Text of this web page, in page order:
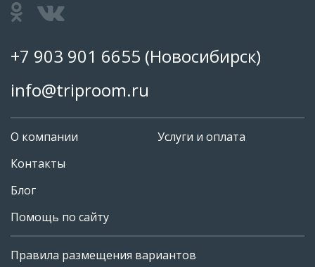
+7 903 901 6655
+7 903 901 6655 (Новосибирск)
info@triproom.ru
О компании
Контакты
Блог
Помощь по сайту
Услуги и оплата
Правила размещения вариантов